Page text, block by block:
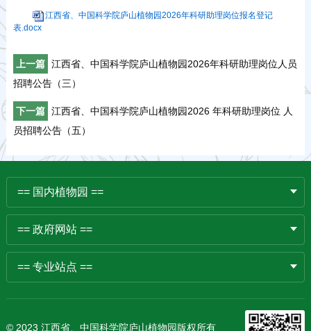
江西省、中国科学院庐山植物园2026年科研助理岗位报名登记
表.docx
上一篇 江西省、中国科学院庐山植物园2026年科研助理岗位人员
招聘公告（三）
下一篇 江西省、中国科学院庐山植物园2026 年科研助理岗位 人
员招聘公告（五）
== 国内植物园 ==
== 政府网站 ==
== 专业站点 ==
© 2023 江西省、中国科学院庐山植物园版权所有